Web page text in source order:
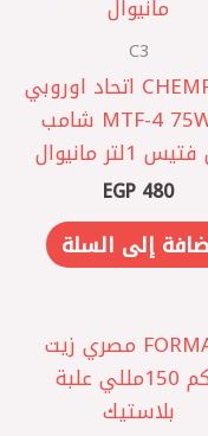
C3
CHEMPIOIL اتحاد اوروبي
MTF-4 75W80 شامب
1لتر مانيوال
EGP 480
إلى السلة